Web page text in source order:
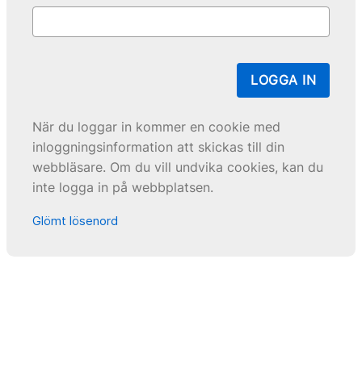
LOGGA IN
När du loggar in kommer en cookie med
inloggningsinformation att skickas till din
webbläsare. Om du vill undvika cookies, kan du
inte logga in på webbplatsen.
Glömt lösenord